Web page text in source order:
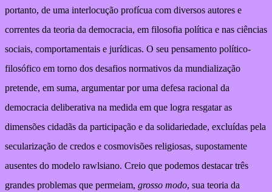
portanto, de uma interlocução profícua com diversos autores e
correntes da teoria da democracia, em filosofia política e nas ciências
sociais, comportamentais e jurídicas. O seu pensamento político-
filosófico em torno dos desafios normativos da mundialização
pretende, em suma, argumentar por uma defesa racional da
democracia deliberativa na medida em que logra resgatar as
dimensões cidadãs da participação e da solidariedade, excluídas pela
secularização de credos e cosmovisões religiosas, supostamente
ausentes do modelo rawlsiano. Creio que podemos destacar três
grandes problemas que permeiam, grosso modo, sua teoria da